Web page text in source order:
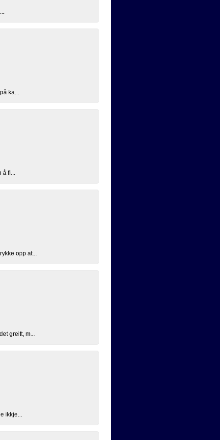
ka...
fi...
opp at...
greitt, m...
ikkje...